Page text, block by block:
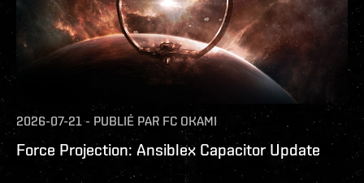
2026-07-21 - PUBLIÉ PAR FC OKAMI
Force Projection: Ansiblex Capacitor Update